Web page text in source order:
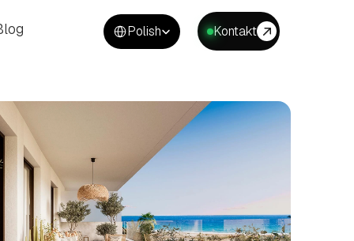
Select Language
Polish Kontakt